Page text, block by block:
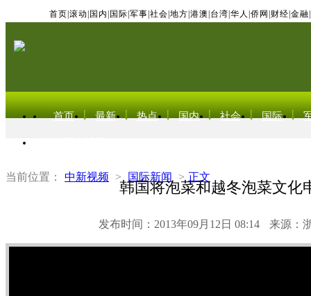
首页 滚动 国内 国际 军事 社会 地方 港澳 台湾 华人 侨网 财经 金融
首页 最新 热点 国内 社会 国际
当前位置： 中新视频 > 国际新闻 > 正文
韩国将泡菜和越冬泡菜文化
发布时间：2013年09月12日 08:14 来源：